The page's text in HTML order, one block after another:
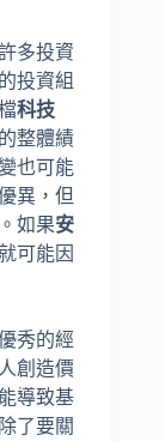
多投資
投資組
科技
整體績
也可能
異，但
如果安
可能因
秀的經
創造價
導致基
了要關